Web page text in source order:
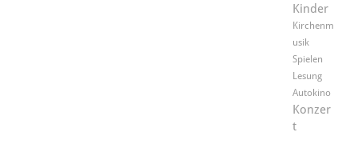
Kinder
Kirchenm
usik
Spielen
Lesung
Autokino
Konzer
t